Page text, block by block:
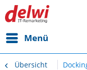
Menü
Übersicht